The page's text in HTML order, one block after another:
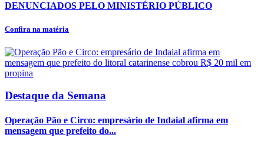
DENUNCIADOS PELO MINISTÉRIO PÚBLICO
Confira na matéria
Destaque da Semana
Operação Pão e Circo: empresário de Indaial afirma em
mensagem que prefeito do...